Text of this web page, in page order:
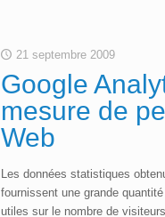
21 septembre 2009
Google
mesure de
Web
Les données statistiques
fournissent une grande
utiles sur le nombre de